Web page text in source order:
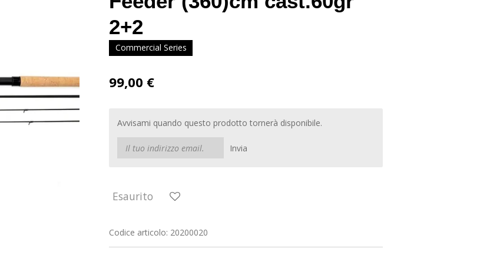
2+2
Commercial Series
99,00 €
Avvisami quando questo prodotto tornerà disponibile.
Invia
Esaurito
Codice articolo: 20200020